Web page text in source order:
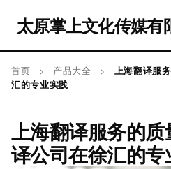
太原掌上文化传媒有
首页 > 产品大全 >
上海翻译服
汇的专业实践
上海翻译服务的
译公司在徐汇的专